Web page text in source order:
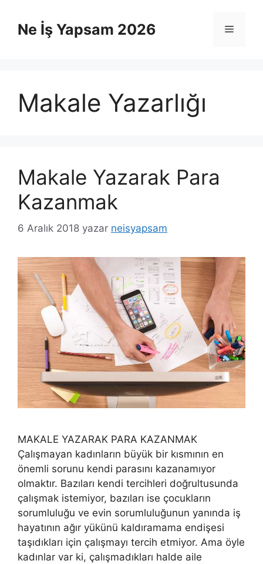
Ne İş Yapsam 2026 Menü
Makale Yazarlığı
Makale Yazarak Para
Kazanmak
6 Aralık 2018 yazar neisyapsam
MAKALE YAZARAK PARA KAZANMAK
Çalışmayan kadınların büyük bir kısmının en
önemli sorunu kendi parasını kazanamıyor
olmaktır. Bazıları kendi tercihleri doğrultusunda
çalışmak istemiyor, bazıları ise çocukların
sorumluluğu ve evin sorumluluğunun yanında iş
hayatının ağır yükünü kaldıramama endişesi
taşıdıkları için çalışmayı tercih etmiyor. Ama öyle
kadınlar var ki, çalışmadıkları halde aile